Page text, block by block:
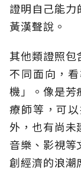
證明自己能力
黃漢聲說。
其他類證照包
不同面向，
機」。像是芳
療師等，可
外，也有尚未
音樂、影視等
創經濟的浪潮